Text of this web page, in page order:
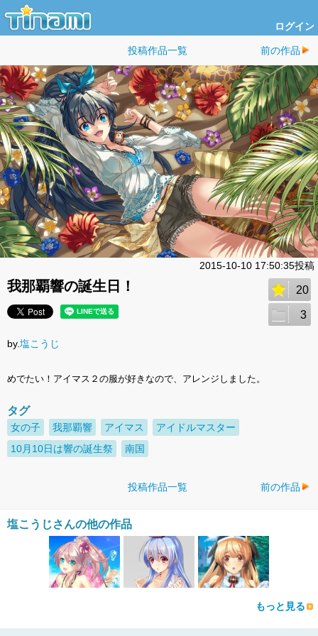
ログイン
投稿作品一覧 前の作品
2015-10-10 17:50:35投稿
我那覇響の誕生日！ 20
3
by.塩こうじ
めでたい！アイマス２の服が好きなので、アレンジしました。
タグ
女の子 我那覇響 アイマス
アイドルマスター
10月10日は響の誕生祭
南国
投稿作品一覧 前の作品
塩こうじさんの他の作品
もっと見る